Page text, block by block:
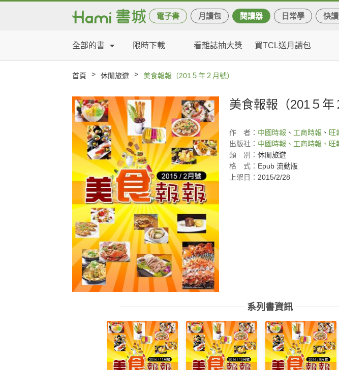
電子書 月讀包 閱讀器 日常學 快讀
全部的書 限時下載 看雜誌抽大獎 買TCL送月讀包
首頁 > 休閒旅遊 > 美食報報（201５年２月號）
美食報報（201５年
作 者： 中國時報 、 工商時報 、 旺
出版社： 中國時報、工商時報、旺
類
別： 休閒旅遊
格
式： Epub 流動版
上架日： 2015/2/28
系列書資訊